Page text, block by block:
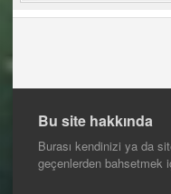
Bu site hakkında
Burası kendinizi ya da
geçenlerden bahsetmek